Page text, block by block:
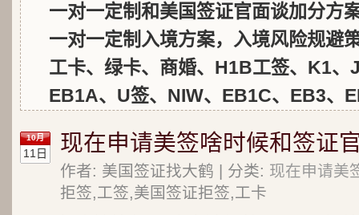
一对一定制和美国签证官面谈加分方
一对一定制入境方案，入境风险规避
工卡、绿卡、商婚、H1B工签、K1、
EB1A、U签、NIW、EB1C、EB3、
10月
11日 现在申请美签啥时候和签证
作者: 美国签证找大鹤 | 分类: 现在申请美
拒签,工签,美国签证拒签,工卡